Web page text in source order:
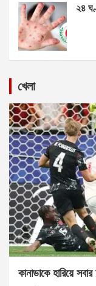
২৪
খেলা
কানাডাকে হারিয়ে